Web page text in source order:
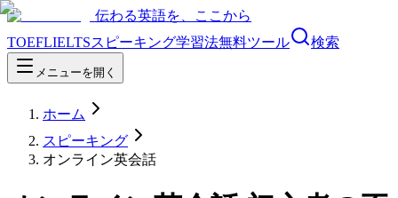
伝わる英語を、ここから
TOEFLIELTSスピーキング学習法無料ツール 検索
メニューを開く
ホーム
スピーキング
オンライン英会話